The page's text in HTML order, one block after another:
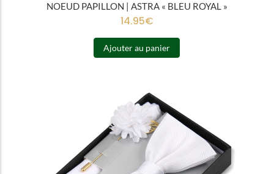
NOEUD PAPILLON | ASTRA « BLEU ROYAL »
14.95€
Ajouter au panier